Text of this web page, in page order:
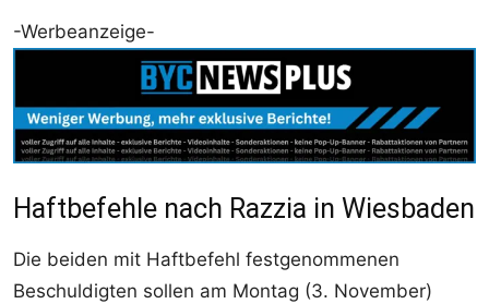
-Werbeanzeige-
Haftbefehle nach Razzia in Wiesbaden
Die beiden mit Haftbefehl festgenommenen
Beschuldigten sollen am Montag (3. November)